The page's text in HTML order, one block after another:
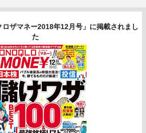
ロザマネー2018年12月号」に掲載されまし
た